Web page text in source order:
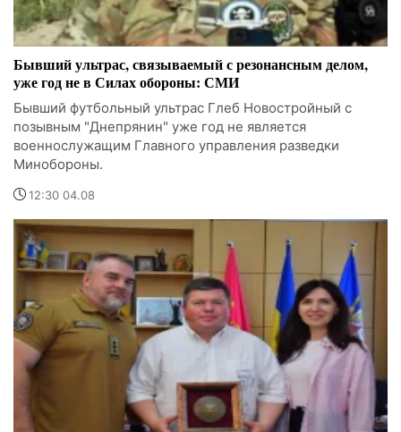
Бывший ультрас, связываемый с резонансным делом,
уже год не в Силах обороны: СМИ
Бывший футбольный ультрас Глеб Новостройный с
позывным "Днепрянин" уже год не является
военнослужащим Главного управления разведки
Минобороны.
12:30 04.08